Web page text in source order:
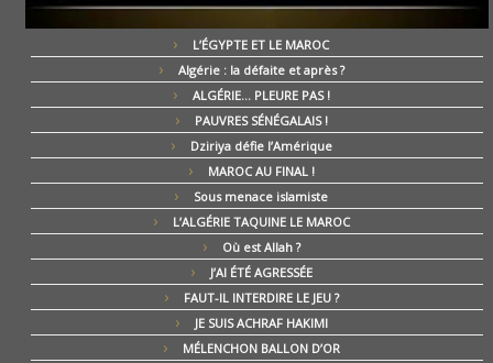
L’ÉGYPTE ET LE MAROC
Algérie : la défaite et après ?
ALGÉRIE… PLEURE PAS !
PAUVRES SÉNÉGALAIS !
Dziriya défie l’Amérique
MAROC AU FINAL !
Sous menace islamiste
L’ALGÉRIE TAQUINE LE MAROC
Où est Allah ?
J’AI ÉTÉ AGRESSÉE
FAUT-IL INTERDIRE LE JEU ?
JE SUIS ACHRAF HAKIMI
MÉLENCHON BALLON D’OR